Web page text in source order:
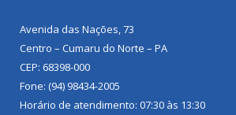
Avenida das Nações, 73
Centro – Cumaru do Norte – PA
CEP: 68398-000
Fone: (94) 98434-2005
Horário de atendimento: 07:30 às 13:30